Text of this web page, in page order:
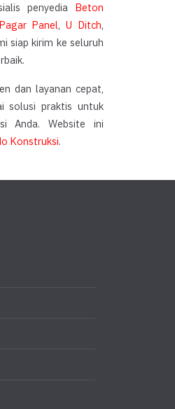
penyedia Beton
Pagar Panel,U Ditch,
siap kirim ke seluruh
dan layanan cepat,
solusi praktis untuk
Anda. Website ini
Konstruksi.